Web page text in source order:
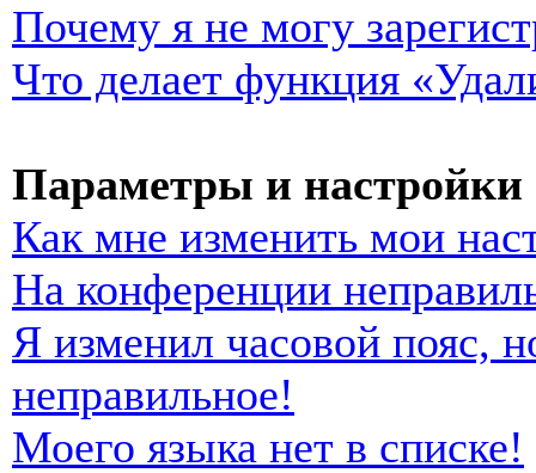
Почему я не могу
Что делает функция
Параметры и настройки
Как мне изменить мои
На конференции
Я изменил часовой пояс,
неправильное!
Моего языка нет в списке!